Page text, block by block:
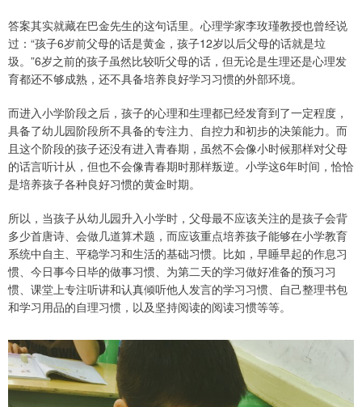
答案其实就藏在巴金先生的这句话里。心理学家李玫瑾教授也曾经说
过：“孩子6岁前父母的话是黄金，孩子12岁以后父母的话就是垃
圾。”6岁之前的孩子虽然比较听父母的话，但无论是生理还是心理发
育都还不够成熟，还不具备培养良好学习习惯的外部环境。
而进入小学阶段之后，孩子的心理和生理都已经发育到了一定程度，
具备了幼儿园阶段所不具备的专注力、自控力和初步的决策能力。而
且这个阶段的孩子还没有进入青春期，虽然不会像小时候那样对父母
的话言听计从，但也不会像青春期时那样叛逆。小学这6年时间，恰恰
是培养孩子各种良好习惯的黄金时期。
所以，当孩子从幼儿园升入小学时，父母最不应该关注的是孩子会背
多少首唐诗、会做几道算术题，而应该重点培养孩子能够在小学教育
系统中自主、平稳学习和生活的基础习惯。比如，早睡早起的作息习
惯、今日事今日毕的做事习惯、为第二天的学习做好准备的预习习
惯、课堂上专注听讲和认真倾听他人发言的学习习惯、自己整理书包
和学习用品的自理习惯，以及坚持阅读的阅读习惯等等。